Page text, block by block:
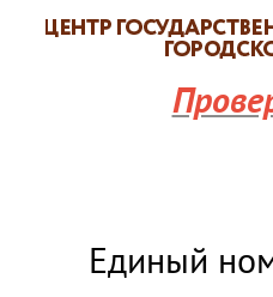
Единый